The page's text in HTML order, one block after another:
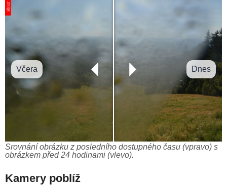
Včera Dnes
Srovnání obrázku z posledního dostupného času (vpravo) s
obrázkem před 24 hodinami (vlevo).
Kamery poblíž